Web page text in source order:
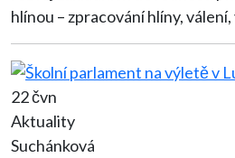
hlínou – zpracování hlíny,
22 čvn
Aktuality
Suchánková